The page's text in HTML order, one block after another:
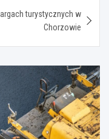
turystycznych w
Chorzowie